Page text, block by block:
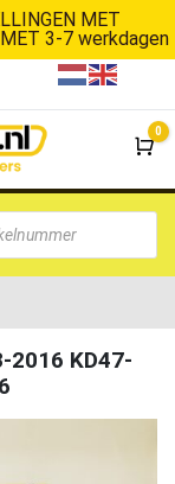
MET
MET 3-7 werkdagen
De
0
2016 KD47-